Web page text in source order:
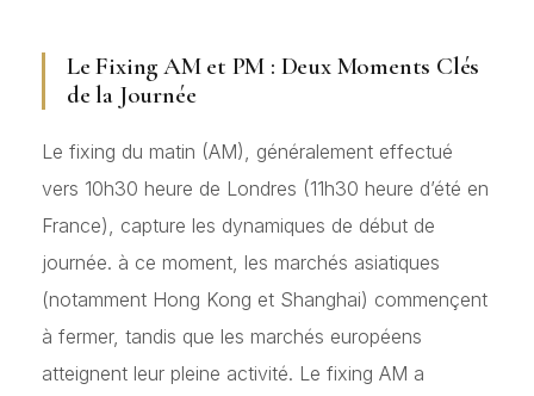
Le Fixing AM et PM : Deux Moments Clés
de la Journée
Le fixing du matin (AM), généralement effectué
vers 10h30 heure de Londres (11h30 heure d’été en
France), capture les dynamiques de début de
journée. à ce moment, les marchés asiatiques
(notamment Hong Kong et Shanghai) commençent
à fermer, tandis que les marchés européens
atteignent leur pleine activité. Le fixing AM a